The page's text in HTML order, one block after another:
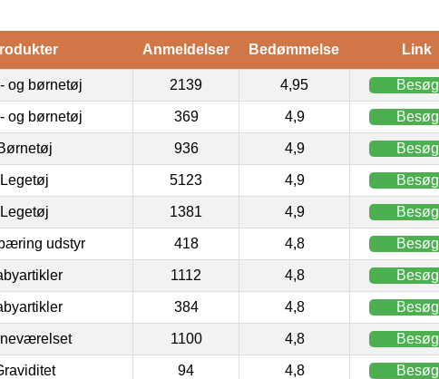
Anmeldelser Bedømmelse Link
og børnetøj 2139 4,95 Besøg
og børnetøj 369 4,9 Besøg
936 4,9 Besøg
Legetøj 5123 4,9 Besøg
Legetøj 1381 4,9 Besøg
udstyr 418 4,8 Besøg
1112 4,8 Besøg
384 4,8 Besøg
1100 4,8 Besøg
94 4,8 Besøg